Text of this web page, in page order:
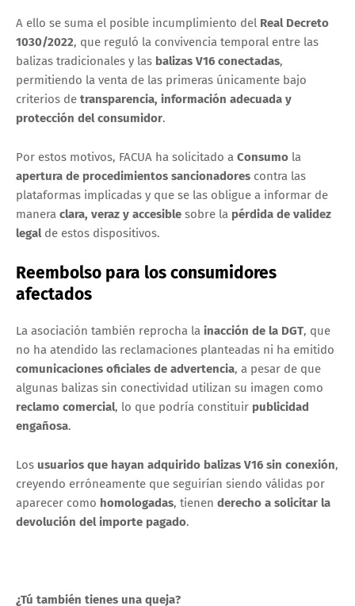
A ello se suma el posible incumplimiento del Real Decreto
1030/2022, que reguló la convivencia temporal entre las
balizas tradicionales y las balizas V16 conectadas,
permitiendo la venta de las primeras únicamente bajo
criterios de transparencia, información adecuada y
protección del consumidor.
Por estos motivos, FACUA ha solicitado a Consumo la
apertura de procedimientos sancionadores contra las
plataformas implicadas y que se las obligue a informar de
manera clara, veraz y accesible sobre la pérdida de validez
legalde estos dispositivos.
Reembolso para los consumidores
afectados
La asociación también reprocha la inacción de la DGT, que
no ha atendido las reclamaciones planteadas ni ha emitido
comunicaciones oficiales de advertencia, a pesar de que
algunas balizas sin conectividad utilizan su imagen como
reclamo comercial, lo que podría constituir publicidad
engañosa.
Los usuarios que hayan adquirido balizas V16 sin conexión,
creyendo erróneamente que seguirían siendo válidas por
aparecer como homologadas, tienen derecho a solicitar la
devolución del importe pagado.
¿Tú también tienes una queja?